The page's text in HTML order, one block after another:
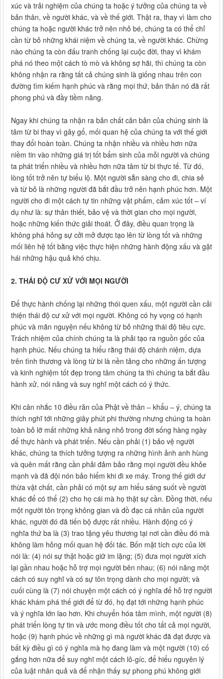
xúc và trải nghiệm của chúng ta hoặc ý tưởng của chúng ta về
bản thân, về người khác, và về thế giới. Thật ra, thay vì làm cho
chúng ta hoặc người khác trở nên nhỏ bé, chúng ta có thể chỉ
cần từ bỏ những khái niệm về chúng ta, về người khác. Chừng
nào chúng ta còn đấu tranh chống lại cuộc đời, thay vì khám
phá nó theo một cách tò mò và không sợ hãi, thì chúng ta còn
không nhận ra rằng tất cả chúng sinh là giống nhau trên con
đường tìm kiếm hạnh phúc và rằng mọi thứ, bản thân nó đã rất
phong phú và đầy tiềm năng.
Ngay khi chúng ta nhận ra bản chất căn bản của chúng sinh là
tâm từ bi thay vì gây gổ, mối quan hệ của chúng ta với thế giới
thay đổi hoàn toàn. Chúng ta nhận nhiều và nhiều hơn nữa
niềm tin vào những giá trị tốt bẩm sinh của mỗi người và chúng
ta phát triển nhiều và nhiều hơn nữa tâm từ bi thực tế. Từ đó,
lòng tốt trở nên tự biểu lộ. Một người sẵn sàng cho đi, chia sẻ
và từ bỏ là những người đã bắt đầu trở nên hạnh phúc hơn. Một
người cho đi một cách tự tin những vật phẩm, cảm xúc tốt – ví
dụ như là: sự thân thiết, bảo vệ và thời gian cho mọi người,
hoặc những kiến thức giải thoát. Ở đây, điều quan trọng là
không phá hỏng sự cởi mở được tạo lên từ lòng tốt và những
mối liên hệ tốt bằng việc thực hiện những hành động xấu và gặt
hái những hậu quả khó chịu.
2. THÁI ĐỘ CƯ XỬ VỚI MỌI NGƯỜI
Để thực hành chống lại những thói quen xấu, một người cần cải
thiện thái độ cư xử với mọi người. Không có hy vọng có hạnh
phúc và mãn nguyện nếu không từ bỏ những thái độ tiêu cực.
Trách nhiệm của chính chúng ta là phải tạo ra nguồn gốc của
hạnh phúc. Nếu chúng ta hiểu rằng thái độ chánh niệm, dựa
trên tình thương và lòng từ bi là nền tảng cho những ấn tượng
và kinh nghiệm tốt đẹp trong tâm chúng ta thì chúng ta bắt đầu
hành xử, nói năng và suy nghĩ một cách có ý thức.
Khi cân nhắc 10 điều răn của Phật về thân – khẩu – ý, chúng ta
thích nghĩ tới những giây phút phi thường nhưng chúng ta hoàn
toàn bỏ lỡ mất những khả năng nhỏ trong đời sống hàng ngày
để thực hành và phát triển. Nếu cần phải (1) bảo vệ người
khác, chúng ta thích tưởng tượng ra những hình ảnh anh hùng
và quên mất rằng cần phải đảm bảo rằng mọi người đều khỏe
mạnh và đã đội nón bảo hiểm khi đi xe máy. Trong thế giới dư
thừa vật chất, cần phải có một sự am hiểu sáng suốt về người
khác để có thể (2) cho họ cái mà họ thật sự cần. Đồng thời, nếu
một người tôn trọng không gian và đồ đạc cá nhân của người
khác, người đó đã tiến bộ được rất nhiều. Hành động có ý
nghĩa thứ ba là (3) trao tặng yêu thương tại nơi cần điều đó mà
không làm hỏng mối quan hệ đối tác. Bốn mặt tích cực của lời
nói là: (4) nói sự thật hoặc giữ im lặng; (5) đưa mọi người xích
lại gần nhau hoặc hỗ trợ mọi người bên nhau; (6) nói năng một
cách có suy nghĩ và có sự tôn trọng dành cho mọi người; và
cuối cùng là (7) nói chuyện một cách có ý nghĩa để hỗ trợ người
khác khám phá thế giới để từ đó, họ đạt tới những hạnh phúc
và ý nghĩa lớn lao hơn. Khi chuyển hóa tâm mình, một người (8)
phát triển lòng tự tin và ước mong điều tốt cho tất cả mọi người,
hoặc (9) hạnh phúc về những gì mà người khác đã đạt được và
bất kỳ điều gì có ý nghĩa mà họ đang làm và một người (10) cố
gắng hơn nữa để suy nghĩ một cách lô-gíc, để hiểu nguyên lý
của luật nhân quả và để nhận thấy sự phong phú không giới